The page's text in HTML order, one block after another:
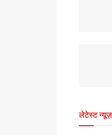
लेटेस्ट न्यूज़